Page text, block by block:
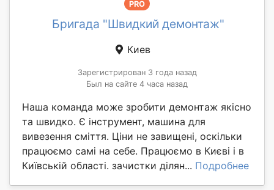
PRO
Бригада "Швидкий демонтаж"
Киев
Зарегистрирован 3 года назад
Был на сайте 4 часа назад
Наша команда може зробити демонтаж якісно
та швидко. Є інструмент, машина для
вивезення сміття. Ціни не завищені, оскільки
працюємо самі на себе. Працюємо в Києві і в
Київській області. зачистки ділян... Подробнее